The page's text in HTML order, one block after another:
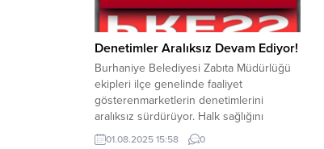
nedeniyle birçok noktada...
Denetimler Aralıksız Devam Ediyor!
Burhaniye Belediyesi Zabıta Müdürlüğü
ekipleri ilçe genelinde faaliyet
gösterenmarketlerin denetimlerini
aralıksız sürdürüyor. Halk sağlığını
korumak amacıyla yapılan denetimlerde
01.08.2025 15:58 0